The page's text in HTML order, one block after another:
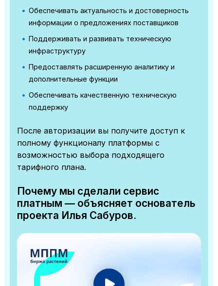
Обеспечивать актуальность и достоверность
информации о предложениях поставщиков
Поддерживать и развивать техническую
инфраструктуру
Предоставлять расширенную аналитику и
дополнительные функции
Обеспечивать качественную техническую
поддержку
После авторизации вы получите доступ к
полному функционалу платформы с
возможностью выбора подходящего
тарифного плана.
Почему мы сделали сервис
платным — объясняет основатель
проекта Илья Сабуров.